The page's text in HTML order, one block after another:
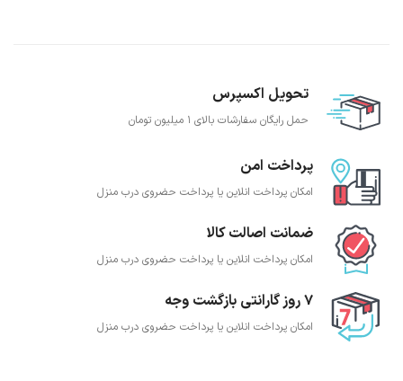
تحویل اکسپرس
حمل رایگان سفارشات بالای 1 میلیون تومان
پرداخت امن
امکان پرداخت انلاین یا پرداخت حضروی درب منزل
ضمانت اصالت کالا
امکان پرداخت انلاین یا پرداخت حضروی درب منزل
7 روز گارانتی بازگشت وجه
امکان پرداخت انلاین یا پرداخت حضروی درب منزل